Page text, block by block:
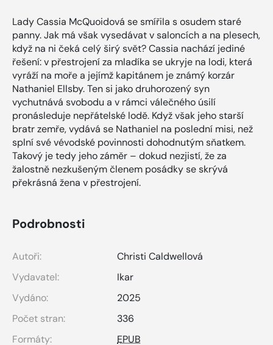
Lady Cassia McQuoidová se smířila s osudem staré
panny. Jak má však vysedávat v saloncích a na plesech,
když na ni čeká celý širý svět? Cassia nachází jediné
řešení: v přestrojení za mladíka se ukryje na lodi, která
vyráží na moře a jejímž kapitánem je známý korzár
Nathaniel Ellsby. Ten si jako druhorozený syn
vychutnává svobodu a v rámci válečného úsilí
pronásleduje nepřátelské lodě. Když však jeho starší
bratr zemře, vydává se Nathaniel na poslední misi, než
splní své vévodské povinnosti dohodnutým sňatkem.
Takový je tedy jeho záměr – dokud nezjistí, že za
žalostně nezkušeným členem posádky se skrývá
překrásná žena v přestrojení.
Podrobnosti
Autoři:
Christi Caldwellová
Vydavatel:
Ikar
Vydáno:
2025
Počet stran:
336
Formáty:
EPUB